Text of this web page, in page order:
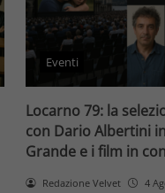
Eventi
Locarno 79: la
con Dario Albertini
Grande e i film in
Redazione Velvet 4